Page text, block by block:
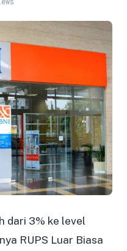
dari 3% ke level
RUPS Luar Biasa